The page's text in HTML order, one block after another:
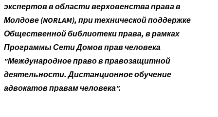
экспертов в области верховенства права в
Молдове (NORLAM), при технической поддержке
Общественной библиотеки права, в рамках
Программы Сети Домов прав человека
"Международное право в правозащитной
деятельности. Дистанционное обучение
адвокатов правам человека".